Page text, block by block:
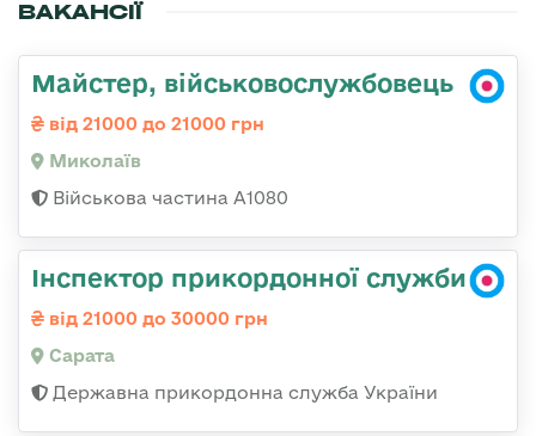
ВАКАНСІЇ
Майстер, військовослужбовець
від 21000 до 21000 грн
Миколаїв
Військова частина А1080
Інспектор прикордонної служби
від 21000 до 30000 грн
Сарата
Державна прикордонна служба України